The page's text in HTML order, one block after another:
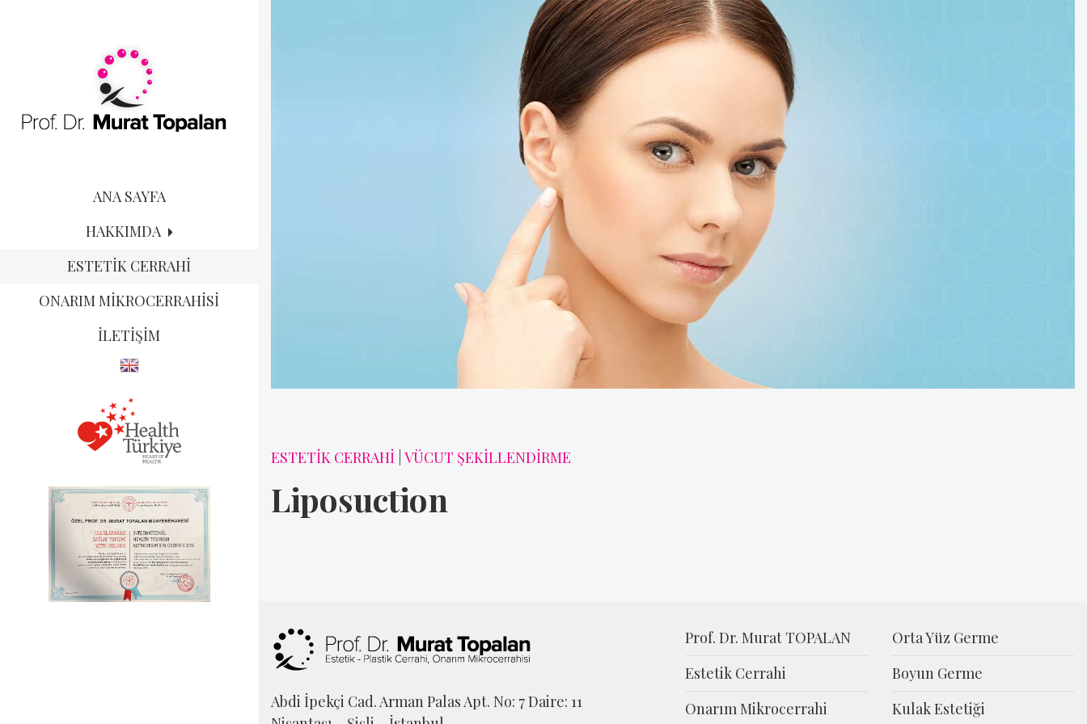
ANA SAYFA
HAKKIMDA
ESTETİK CERRAHİ
ONARIM MİKROCERRAHİSİ
İLETİŞİM
ESTETİK CERRAHİ VÜCUT ŞEKİLLENDİRME
Liposuction
Abdi İpekçi Cad. Arman Palas Apt. No: 7 Daire: 11
Prof. Dr. Murat TOPALAN
Estetik Cerrahi
Onarım Mikrocerrahi
Orta Yüz Germe
Boyun Germe
Kulak Estetiği